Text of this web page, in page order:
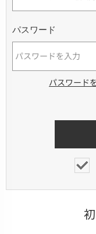
パスワード
パスワード